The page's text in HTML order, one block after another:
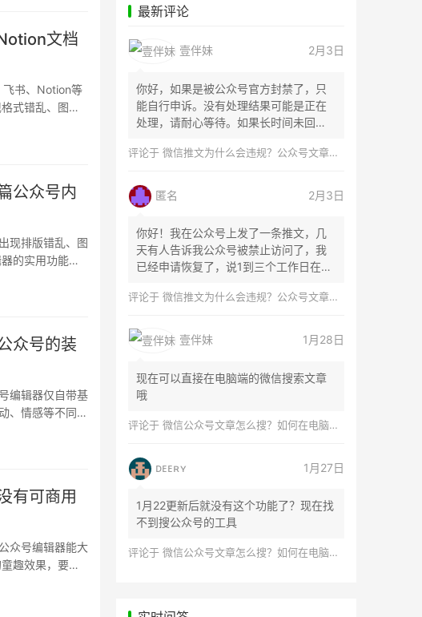
文档
飞书、Notion等
式错乱、图片
公众号内
现排版错乱、图
的实用功能，
众号的装
编辑器仅自带基
、情感等不同内
有可商用
众号编辑器能大
趣效果，要么
最新评论
壹伴妹 2月3日
你好，如果是被公众号官方封禁了，只
能自行申诉。没有处理结果可能是正在
处理，请耐心等待。如果长时间未回
评论于 微信推文为什么会违规？公众号文章怎么检测是否违规？
匿名 2月3日
你好！我在公众号上发了一条推文，几
天有人告诉我公众号被禁止访问了，我
已经申请恢复了，说1到三个工作日在微
评论于 微信推文为什么会违规？公众号文章怎么检测是否违规？
壹伴妹 1月28日
现在可以直接在电脑端的微信搜索文章
哦
评论于 微信公众号文章怎么搜？如何在电脑上搜索公众号文章？
ᴅᴇᴇʀʏ 1月27日
1月22更新后就没有这个功能了？现在找
不到搜公众号的工具
评论于 微信公众号文章怎么搜？如何在电脑上搜索公众号文章？